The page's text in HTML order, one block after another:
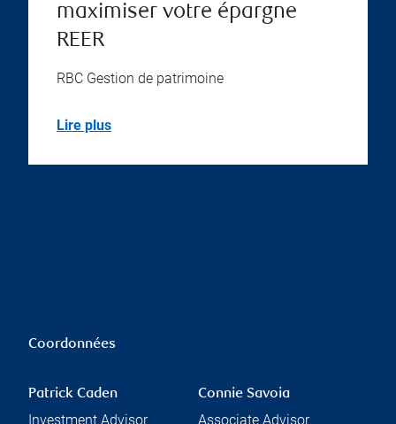
maximiser votre épargne
REER
RBC Gestion de patrimoine
Lire plus
Coordonnées
Patrick Caden
Investment Advisor
Connie Savoia
Associate Advisor